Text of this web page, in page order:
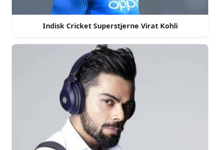
Indisk Cricket Superstjerne Virat Kohli